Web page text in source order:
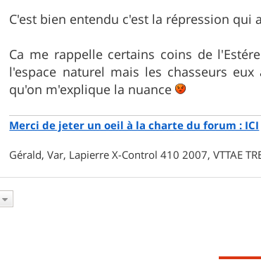
C'est bien entendu c'est la répression qui
Ca me rappelle certains coins de
l'espace naturel mais les chasseurs
qu'on m'explique la nuance
Merci de jeter un oeil à la charte du forum : ICI
Gérald, Var, Lapierre X-Control 410 2007, VTTAE